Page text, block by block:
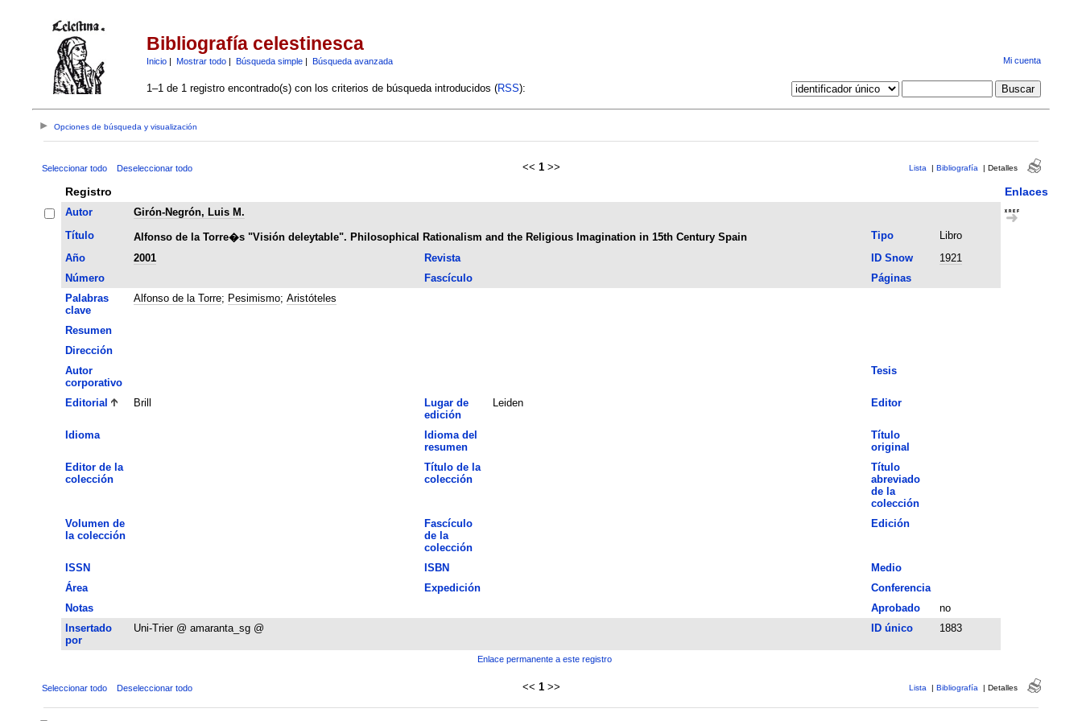
Bibliografía celestinesca
Inicio| Mostrar todo| Búsqueda simple| Búsqueda avanzada Mi cuenta
1–1 de 1 registro encontrado(s) con los criterios de búsqueda introducidos (RSS):
Opciones de búsqueda y visualización
Seleccionar todo Deseleccionar todo << 1 >> Lista | Bibliografía | Detalles
Registro Enlaces
Autor
Girón-Negrón, Luis M.
Título
Alfonso de la Torre�s "Visión deleytable". Philosophical Rationalism and the Religious Imagination in 15th Century Spain Tipo
Libro
Año
2001 Revista ID Snow
1921
Número
Fascículo
Páginas
Palabras
clave
Alfonso de la Torre; Pesimismo; Aristóteles
Resumen
Dirección
Autor
corporativo
Tesis
Editorial Brill
Lugar de
edición
Leiden Editor
Idioma
Idioma del
resumen
Título
original
Editor de la
colección
Título de la
colección
Título
abreviado
de la
colección
Volumen de
la colección
Fascículo
de la
colección
Edición
ISSN ISBN
Medio
Área
Expedición
Conferencia
Notas
Aprobado
no
Insertado
por
Uni-Trier @ amaranta_sg @ ID único 1883
Enlace permanente a este registro
Seleccionar todo Deseleccionar todo << 1 >> Lista | Bibliografía | Detalles